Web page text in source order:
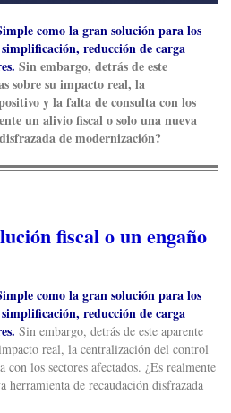
como la gran solución para los
reducción de carga
Sin embargo, detrás de este
sobre su impacto real, la
y la falta de consulta con los
un alivio fiscal o solo una nueva
de modernización?
fiscal o un engaño
como la gran solución para los
reducción de carga
Sin embargo, detrás de este aparente
real, la centralización del control
los sectores afectados. ¿Es realmente
de recaudación disfrazada